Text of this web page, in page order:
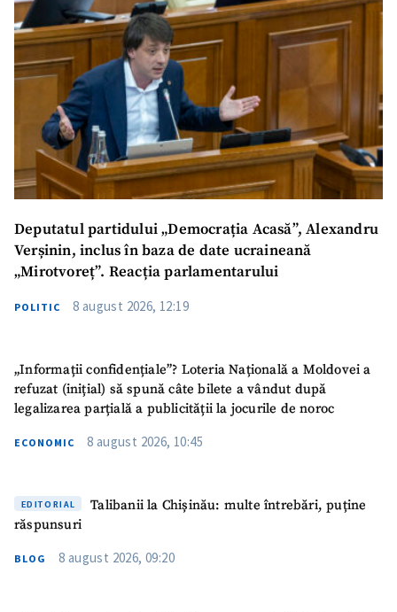
Deputatul partidului „Democrația Acasă”, Alexandru
Verșinin, inclus în baza de date ucraineană
„Mirotvoreț”. Reacția parlamentarului
POLITIC 8 august 2026, 12:19
„Informații confidențiale”? Loteria Națională a Moldovei a
refuzat (inițial) să spună câte bilete a vândut după
legalizarea parțială a publicității la jocurile de noroc
ECONOMIC 8 august 2026, 10:45
EDITORIAL
Talibanii la Chișinău: multe întrebări, puține
răspunsuri
BLOG 8 august 2026, 09:20